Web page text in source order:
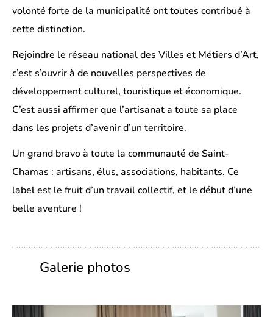
volonté forte de la municipalité ont toutes contribué à
cette distinction.
Rejoindre le réseau national des Villes et Métiers d’Art,
c’est s’ouvrir à de nouvelles perspectives de
développement culturel, touristique et économique.
C’est aussi affirmer que l’artisanat a toute sa place
dans les projets d’avenir d’un territoire.
Un grand bravo à toute la communauté de Saint-
Chamas : artisans, élus, associations, habitants. Ce
label est le fruit d’un travail collectif, et le début d’une
belle aventure !
Galerie photos